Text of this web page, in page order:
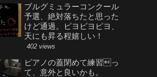
ブルグミュラーコンクール
予選、絶対落ちたと思った
けど通過。ピヨピヨピヨ、
天にも昇る程嬉しい！
402 views
ピアノの蓋閉めて練習っ
て、意外と良いかも。